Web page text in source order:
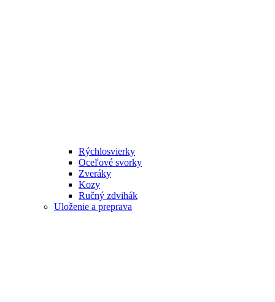
Rýchlosvierky
Oceľové svorky
Zveráky
Kozy
Ručný zdvihák
Uloženie a preprava